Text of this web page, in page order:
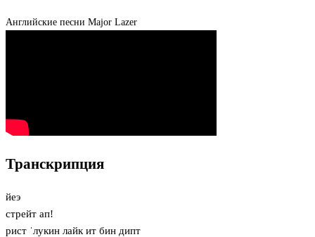
Английские песни Major Lazer
Транскрипция
йеэ
стрейт ап!
рист ˈлукин лайк ит бин дипт